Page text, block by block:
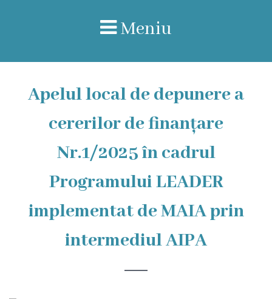
Patrimoniul
importanță
istorică
de
Valoare
Meniu
Apelul local de depunere a
cererilor de finanțare
Nr.1/2025 în cadrul
Programului LEADER
implementat de MAIA prin
intermediul AIPA